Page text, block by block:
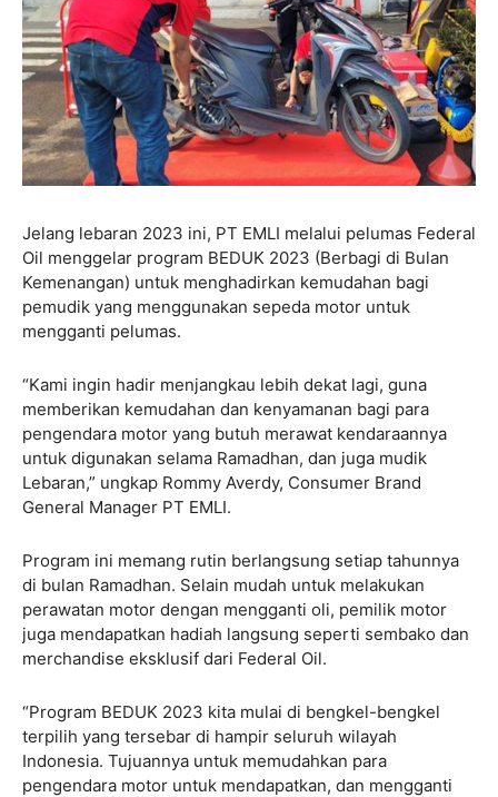
Jelang lebaran 2023 ini, PT EMLI melalui pelumas Federal
Oil menggelar program BEDUK 2023 (Berbagi di Bulan
Kemenangan) untuk menghadirkan kemudahan bagi
pemudik yang menggunakan sepeda motor untuk
mengganti pelumas.
“Kami ingin hadir menjangkau lebih dekat lagi, guna
memberikan kemudahan dan kenyamanan bagi para
pengendara motor yang butuh merawat kendaraannya
untuk digunakan selama Ramadhan, dan juga mudik
Lebaran,” ungkap Rommy Averdy, Consumer Brand
General Manager PT EMLI.
Program ini memang rutin berlangsung setiap tahunnya
di bulan Ramadhan. Selain mudah untuk melakukan
perawatan motor dengan mengganti oli, pemilik motor
juga mendapatkan hadiah langsung seperti sembako dan
merchandise eksklusif dari Federal Oil.
“Program BEDUK 2023 kita mulai di bengkel-bengkel
terpilih yang tersebar di hampir seluruh wilayah
Indonesia. Tujuannya untuk memudahkan para
pengendara motor untuk mendapatkan, dan mengganti